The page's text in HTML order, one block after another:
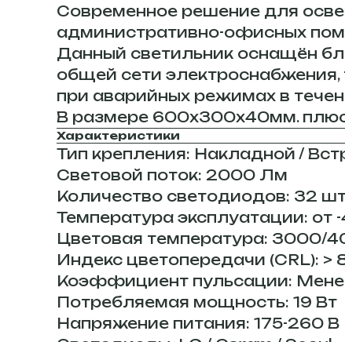
Современное решение для
административно-офисных
Данный светильник оснащён
общей сети электроснабжения,
при аварийных режимах в
В размере 600х300х40мм. плюс
Характеристики
Тип крепления: Накладной /
Световой поток: 2000 Лм
Количество светодиодов: 32
Температура эксплуатации: от
Цветовая температура: 3000/
Индекс цветопередачи (CRL): >
Коэффициент пульсации:
Потребляемая мощность: 19 Вт
Напряжение питания: 175-260 В